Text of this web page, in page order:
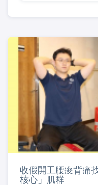
收假開工腰痠背痛
核心」肌群